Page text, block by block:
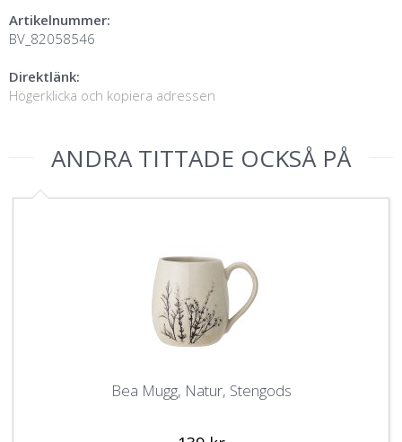
Artikelnummer:
BV_82058546
Direktlänk:
Högerklicka och kopiera adressen
ANDRA TITTADE OCKSÅ PÅ
Bea Mugg, Natur, Stengods